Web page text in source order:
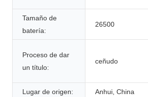
Tamaño de
batería:
26500
Proceso de dar
un título:
ceñudo
Lugar de origen: Anhui, China